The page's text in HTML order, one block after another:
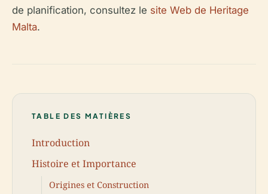
de planification, consultez le site Web de Heritage
Malta.
TABLE DES MATIÈRES
Introduction
Histoire et Importance
Origines et Construction